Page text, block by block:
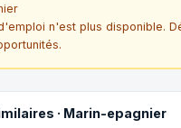
n'est plus disponible.
· Marin-epagnier